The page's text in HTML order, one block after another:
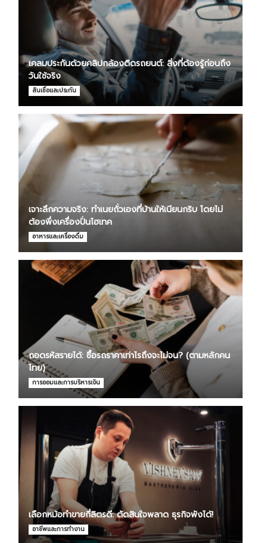
เคลมประกันด้วยคลิปกล้องติดรถยนต์: สิ่งที่ต้องรู้ก่อนถึง
วันใช้จริง
สินเชื่อและประกัน
เจาะลึกความจริง: ทำเนยถั่วเองที่บ้านให้เนียนกริบ โดยไม่
ต้องพึ่งเครื่องปั่นไฮเทค
อาหารและเครื่องดื่ม
ถอดรหัสรายได้: ซื้อรถราคาเท่าไรถึงจะไม่จน? (ตามหลักคน
ไทย)
การออมและการบริหารเงิน
เลือกหม้อทำขายกี่ลิตรดี: ตัดสินใจพลาด ธุรกิจพังได้!
อาชีพและการทำงาน